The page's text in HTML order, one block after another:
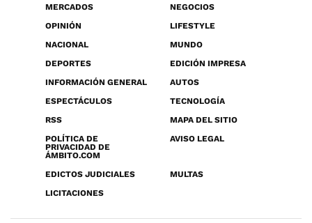
MERCADOS
NEGOCIOS
OPINIÓN
LIFESTYLE
NACIONAL
MUNDO
DEPORTES
EDICIÓN IMPRESA
INFORMACIÓN GENERAL
AUTOS
ESPECTÁCULOS
TECNOLOGÍA
RSS
MAPA DEL SITIO
POLÍTICA DE
PRIVACIDAD DE
ÁMBITO.COM
AVISO LEGAL
EDICTOS JUDICIALES
MULTAS
LICITACIONES